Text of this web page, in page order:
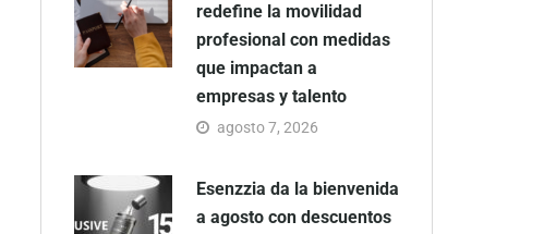
redefine la movilidad
profesional con medidas
que impactan a
empresas y talento
agosto 7, 2026
Esenzzia da la bienvenida
a agosto con descuentos